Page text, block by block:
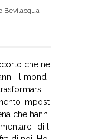
Bevilacqua
che ne
il mond
impost
che hann
di l